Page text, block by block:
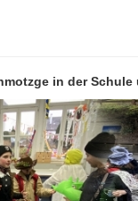
in der Schule